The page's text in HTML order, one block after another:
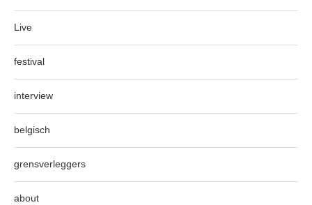
Live
festival
interview
belgisch
grensverleggers
about